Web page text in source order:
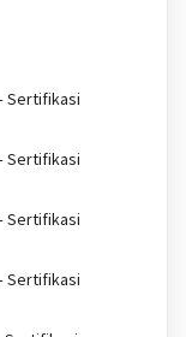
Sertifikasi
Sertifikasi
Sertifikasi
Sertifikasi